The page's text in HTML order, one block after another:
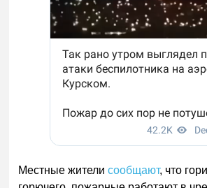
Местные жителисообщают, что